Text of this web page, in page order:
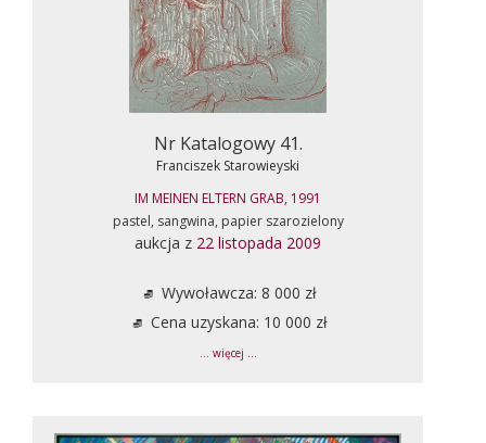
Nr Katalogowy 41.
Franciszek Starowieyski
IM MEINEN ELTERN GRAB, 1991
pastel, sangwina, papier szarozielony
aukcja z 22 listopada 2009
Wywoławcza: 8 000 zł
Cena uzyskana: 10 000 zł
... więcej ...